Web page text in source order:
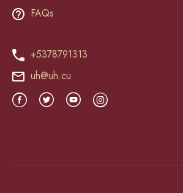
FAQs
+5378791313
uh@uh.cu